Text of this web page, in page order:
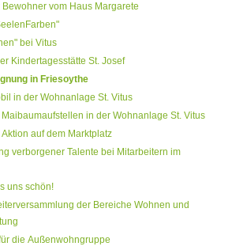
Bewohner vom Haus Margarete
bei Vitus
Kindertagesstätte St. Josef
in Friesoythe
in der Wohnanlage St. Vitus
in der Wohnanlage St. Vitus
auf dem Marktplatz
verborgener Talente bei Mitarbeitern im
uns schön!
der Bereiche Wohnen und
die Außenwohngruppe